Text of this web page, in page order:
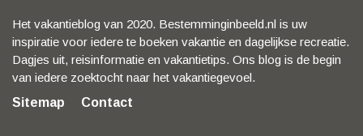
Het vakantieblog van 2020. Bestemminginbeeld.nl is uw
inspiratie voor iedere te boeken vakantie en dagelijkse recreatie.
Dagjes uit, reisinformatie en vakantietips. Ons blog is de begin
van iedere zoektocht naar het vakantiegevoel.
Sitemap
Contact